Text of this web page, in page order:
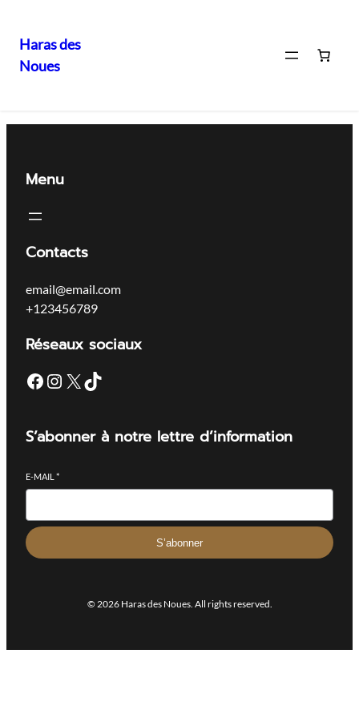
Haras des
Noues
Menu
Contacts
email@email.com
+123456789
Réseaux sociaux
S’abonner à notre lettre d’information
E-MAIL *
S’abonner
© 2026 Haras des Noues. All rights reserved.